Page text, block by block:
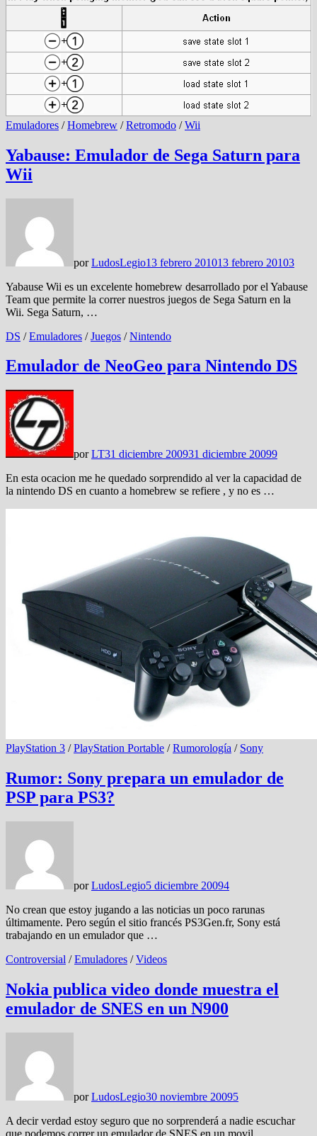
Emuladores /Homebrew /Retromodo /Wii
Yabause: Emulador de Sega Saturn para
Wii
porLudosLegio13 febrero 201013 febrero 20103
Yabause Wii es un excelente homebrew desarrollado por el Yabause
Team que permite la correr nuestros juegos de Sega Saturn en la
Wii. Sega Saturn, …
DS /Emuladores /Juegos /Nintendo
Emulador de NeoGeo para Nintendo DS
porLT31 diciembre 200931 diciembre 20099
En esta ocacion me he quedado sorprendido al ver la capacidad de
la nintendo DS en cuanto a homebrew se refiere , y no es …
PlayStation 3 /PlayStation Portable /Rumorología / Sony
Rumor: Sony prepara un emulador de
PSP para PS3?
porLudosLegio5 diciembre 20094
No crean que estoy jugando a las noticias un poco rarunas
últimamente. Pero según el sitio francés PS3Gen.fr, Sony está
trabajando en un emulador que …
Controversial /Emuladores /Videos
Nokia publica video donde muestra el
emulador de SNES en un N900
porLudosLegio30 noviembre 20095
A decir verdad estoy seguro que no sorprenderá a nadie escuchar
que podemos correr un emulador de SNES en un movil.